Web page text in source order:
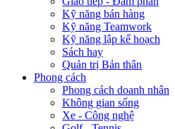
Kỹ năng bán hàng
Kỹ năng Teamwork
Kỹ năng lập kế hoạch
Sách hay
Quản trị Bản thân
Phong cách
Phong cách doanh nhân
Không gian sống
Xe - Công nghệ